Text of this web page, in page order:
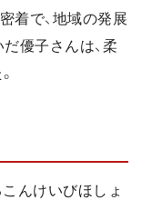
着で、地域の発展
優子さんは、柔
んけいびほしょ